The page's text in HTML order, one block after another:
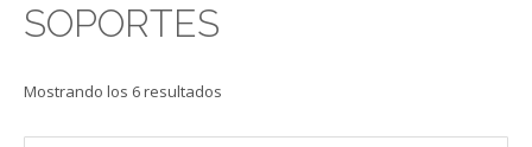
SOPORTES
Mostrando los 6 resultados